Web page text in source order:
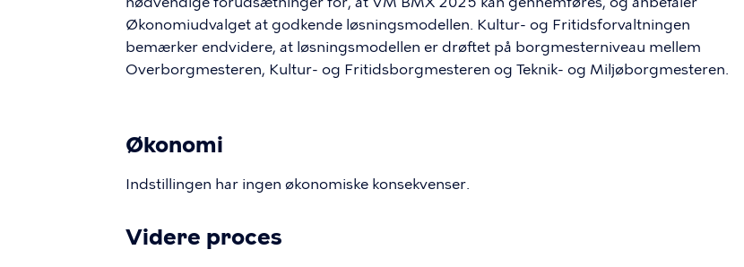
Økonomiudvalget at godkende løsningsmodellen. Kultur- og Fritidsforvaltningen
bemærker endvidere, at løsningsmodellen er drøftet på borgmesterniveau mellem
Overborgmesteren, Kultur- og Fritidsborgmesteren og Teknik- og Miljøborgmesteren.
Økonomi
Indstillingen har ingen økonomiske konsekvenser.
Videre proces